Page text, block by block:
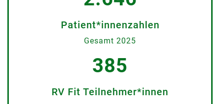
Patient*innenzahlen
Gesamt 2025
385
RV Fit Teilnehmer*innen